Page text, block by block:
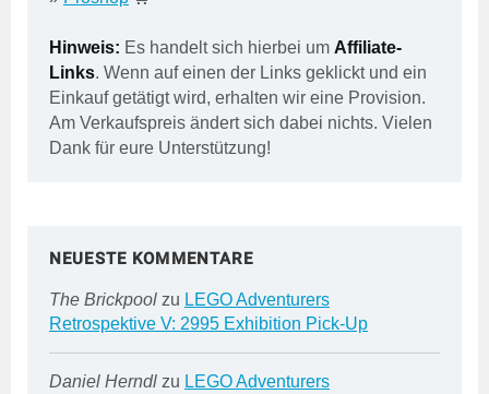
Hinweis: Es handelt sich hierbei um Affiliate-
Links. Wenn auf einen der Links geklickt und ein
Einkauf getätigt wird, erhalten wir eine Provision.
Am Verkaufspreis ändert sich dabei nichts. Vielen
Dank für eure Unterstützung!
NEUESTE KOMMENTARE
The Brickpool zu LEGO Adventurers
Retrospektive V: 2995 Exhibition Pick-Up
Daniel Herndl zu LEGO Adventurers